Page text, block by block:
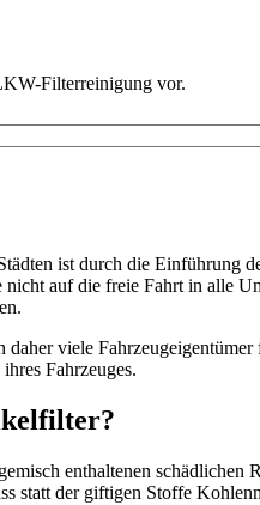
Filterreinigung vor.
ist durch die Einführung
nicht auf die freie Fahrt in alle
daher viele
Fahrzeuges.
enthaltenen schädlichen
statt der giftigen Stoffe